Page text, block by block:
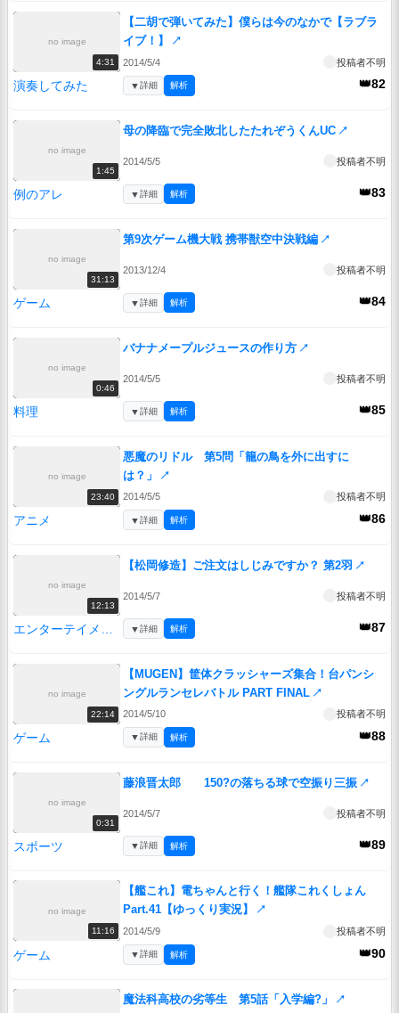
no image
4:31
【二胡で弾いてみた】僕らは今のなかで【ラブラ
イブ！】
↗
2014/5/4 投稿者不明
演奏してみた 👑82
▼詳細 解析
no image
1:45
母の降臨で完全敗北したたれぞうくんUC ↗
2014/5/5 投稿者不明
例のアレ 👑83
▼詳細 解析
no image
31:13
第9次ゲーム機大戦 携帯獣空中決戦編 ↗
2013/12/4 投稿者不明
ゲーム 👑84
▼詳細 解析
no image
0:46
バナナメープルジュースの作り方 ↗
2014/5/5 投稿者不明
料理 👑85
▼詳細 解析
no image
23:40
悪魔のリドル 第5問「籠の鳥を外に出すに
は？」
↗
2014/5/5 投稿者不明
アニメ 👑86
▼詳細 解析
no image
12:13
【松岡修造】ご注文はしじみですか？ 第2羽 ↗
2014/5/7 投稿者不明
👑87
▼詳細 解析
no image
22:14
【MUGEN】筐体クラッシャーズ集合！台パンシ
ングルランセレバトル PART FINAL ↗
2014/5/10 投稿者不明
ゲーム 👑88
▼詳細 解析
no image
0:31
藤浪晋太郎 150?の落ちる球で空振り三振 ↗
2014/5/7 投稿者不明
スポーツ 👑89
▼詳細 解析
no image
11:16
【艦これ】電ちゃんと行く！艦隊これくしょん
Part.41【ゆっくり実況】
↗
2014/5/9 投稿者不明
ゲーム 👑90
▼詳細 解析
魔法科高校の劣等生 第5話「入学編?」 ↗